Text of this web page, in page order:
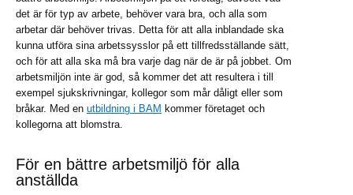
det är för typ av arbete, behöver vara bra, och alla som
arbetar där behöver trivas. Detta för att alla inblandade ska
kunna utföra sina arbetssysslor på ett tillfredsställande sätt,
och för att alla ska må bra varje dag när de är på jobbet. Om
arbetsmiljön inte är god, så kommer det att resultera i till
exempel sjukskrivningar, kollegor som mår dåligt eller som
bråkar. Med en utbildning i BAM kommer företaget och
kollegorna att blomstra.
För en bättre arbetsmiljö för alla
anställda